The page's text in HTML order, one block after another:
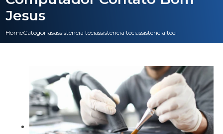
HomeCategoriasassistencia tecnicaassistencia tecnica notebook
assistencia tecnica
Jesus